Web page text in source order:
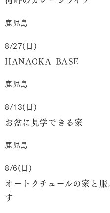
鹿児島
8/27(日)
HANAOKA_BASE
鹿児島
8/13(日)
お盆に見学できる家
鹿児島
8/6(日)
オートクチュールの家と
す